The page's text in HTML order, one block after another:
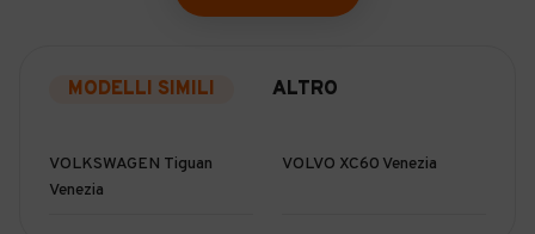
MODELLI SIMILI ALTRO
VOLKSWAGEN Tiguan
Venezia
VOLVO XC60 Venezia